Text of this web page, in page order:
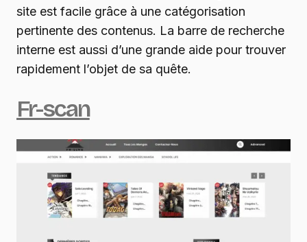
site est facile grâce à une catégorisation
pertinente des contenus. La barre de recherche
interne est aussi d’une grande aide pour trouver
rapidement l’objet de sa quête.
Fr-scan